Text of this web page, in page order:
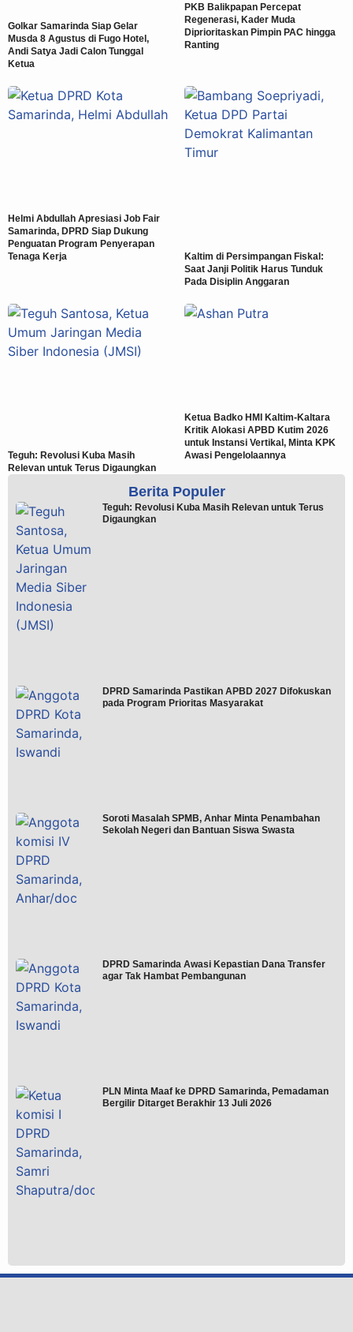
Golkar Samarinda Siap Gelar
Musda 8 Agustus di Fugo Hotel,
Andi Satya Jadi Calon Tunggal
Ketua
PKB Balikpapan Percepat
Regenerasi, Kader Muda
Diprioritaskan Pimpin PAC hingga
Ranting
Helmi Abdullah Apresiasi Job Fair
Samarinda, DPRD Siap Dukung
Penguatan Program Penyerapan
Tenaga Kerja
Kaltim di Persimpangan Fiskal:
Saat Janji Politik Harus Tunduk
Pada Disiplin Anggaran
Teguh: Revolusi Kuba Masih
Relevan untuk Terus Digaungkan
Ketua Badko HMI Kaltim-Kaltara
Kritik Alokasi APBD Kutim 2026
untuk Instansi Vertikal, Minta KPK
Awasi Pengelolaannya
Berita Populer
Teguh: Revolusi Kuba Masih Relevan untuk Terus
Digaungkan
DPRD Samarinda Pastikan APBD 2027 Difokuskan
pada Program Prioritas Masyarakat
Soroti Masalah SPMB, Anhar Minta Penambahan
Sekolah Negeri dan Bantuan Siswa Swasta
DPRD Samarinda Awasi Kepastian Dana Transfer
agar Tak Hambat Pembangunan
PLN Minta Maaf ke DPRD Samarinda, Pemadaman
Bergilir Ditarget Berakhir 13 Juli 2026